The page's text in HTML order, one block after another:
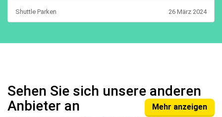
Shuttle Parken 26 März 2024
Sehen Sie sich unsere anderen
Anbieter an
Mehr anzeigen